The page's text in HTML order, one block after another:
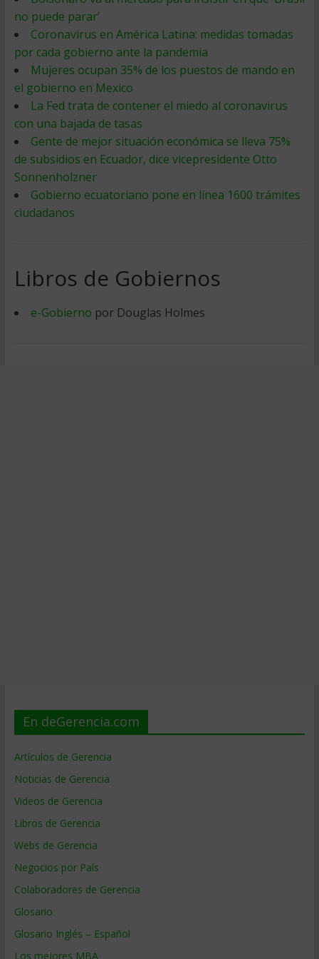
no puede parar’
Coronavirus en América Latina: medidas tomadas
por cada gobierno ante la pandemia
Mujeres ocupan 35% de los puestos de mando en
el gobierno en Mexico
La Fed trata de contener el miedo al coronavirus
con una bajada de tasas
Gente de mejor situación económica se lleva 75%
de subsidios en Ecuador, dice vicepresidente Otto
Sonnenholzner
Gobierno ecuatoriano pone en línea 1600 trámites
ciudadanos
Libros de Gobiernos
e-Gobierno por Douglas Holmes
En deGerencia.com
Artículos de Gerencia
Noticias de Gerencia
Videos de Gerencia
Libros de Gerencia
Webs de Gerencia
Negocios por País
Colaboradores de Gerencia
Glosario
Glosario Inglés – Español
Los mejores MBA